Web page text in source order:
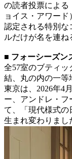
の読者投票による
ョイス・アワー
認定される特別な
ルだけが名を連ね
■ フォーシーズン
全57室のブティ
結、丸の内の一等
東京は、2026年4
ー、アンドレ・フ
て、「現代様式の
生まれ変わりまし